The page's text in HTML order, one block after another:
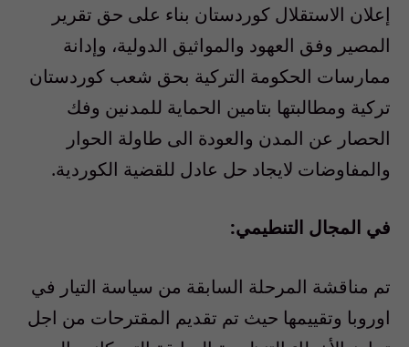
إعلان الاستقلال كوردستان بناء على حق تقرير
المصير وفق العهود والمواثيق الدولية، وإدانة
ممارسات الحكومة التركية بحق شعب كوردستان
تركية ومطالبتها بتامين الحماية للمدنين وفك
الحصار عن المدن والعودة الى طاولة الحوار
والمفاوضات لايجاد حل عادل للقضية الكوردية.
في المجال التنطيمي:
تم مناقشة المرحلة السابقة من سياسة التيار في
اوروبا وتقييمها حيث تم تقديم المقترحات من اجل